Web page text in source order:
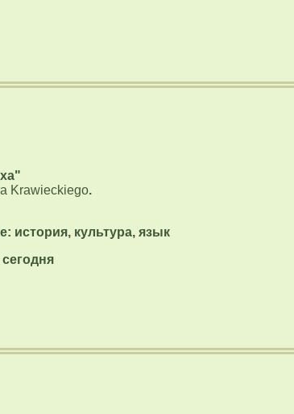
Krawieckiego.
история, культура, язык